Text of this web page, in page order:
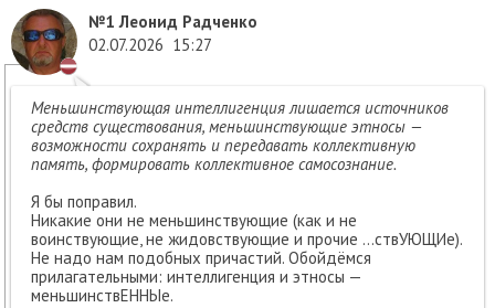
№1 Леонид Радченко
02.07.2026 15:27
Меньшинствующая интеллигенция лишается источников
средств существования, меньшинствующие этносы —
возможности сохранять и передавать коллективную
память, формировать коллективное самосознание.
Я бы поправил.
Никакие они не меньшинствующие (как и не
воинствующие, не жидовствующие и прочие ...ствУЮЩИе).
Не надо нам подобных причастий. Обойдёмся
прилагательными: интеллигенция и этносы —
меньшинствЕННЫе.